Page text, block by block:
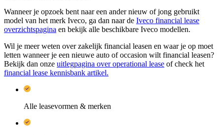
Wanneer je opzoek bent naar een ander nieuw of jong gebruikt
model van het merk Iveco, ga dan naar de Iveco financial lease
overzichtspagina en bekijk alle beschikbare Iveco modellen.
Wil je meer weten over zakelijk financial leasen en waar je op moet
letten wanneer je een nieuwe auto of occasion wilt financial leasen?
Bekijk dan onze uitlegpagina over operational lease of check het
financial lease kennisbank artikel.
Alle leasevormen & merken